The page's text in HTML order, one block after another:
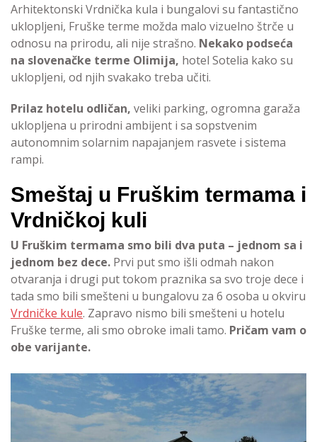
Arhitektonski Vrdnička kula i bungalovi su fantastično
uklopljeni, Fruške terme možda malo vizuelno štrče u
odnosu na prirodu, ali nije strašno. Nekako podseća
na slovenačke terme Olimija, hotel Sotelia kako su
uklopljeni, od njih svakako treba učiti.
Prilaz hotelu odličan, veliki parking, ogromna garaža
uklopljena u prirodni ambijent i sa sopstvenim
autonomnim solarnim napajanjem rasvete i sistema
rampi.
Smeštaj u Fruškim termama i
Vrdničkoj kuli
U Fruškim termama smo bili dva puta – jednom sa i
jednom bez dece. Prvi put smo išli odmah nakon
otvaranja i drugi put tokom praznika sa svo troje dece i
tada smo bili smešteni u bungalovu za 6 osoba u okviru
Vrdničke kule. Zapravo nismo bili smešteni u hotelu
Fruške terme, ali smo obroke imali tamo. Pričam vam o
obe varijante.